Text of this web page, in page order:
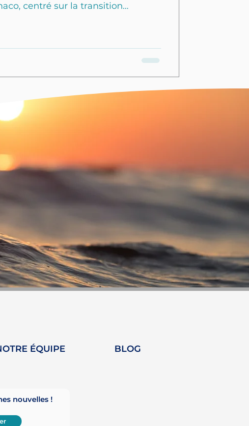
centré sur la transition
a permis d’explorer les
liés à la durabilité énergétique
Fraser Yachts, Sunreef Yachts e
ÉQUIPE BLOG
nouvelles !